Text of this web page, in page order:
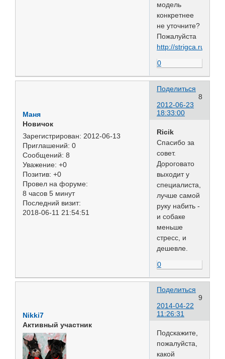
модель
конкретнее
не уточните?
Пожалуйста
http://strigca.ru/
0
Поделиться
8
2012-06-23
18:33:00
Маня
Новичок
Зарегистрирован: 2012-06-13
Приглашений: 0
Сообщений: 8
Уважение: +0
Позитив: +0
Провел на форуме:
8 часов 5 минут
Последний визит:
2018-06-11 21:54:51
Ricik
Спасибо за
совет.
Дороговато
выходит у
специалиста,
лучше самой
руку набить -
и собаке
меньше
стресс, и
дешевле.
0
Поделиться
9
2014-04-22
11:26:31
Nikki7
Активный участник
Подскажите,
пожалуйста,
какой